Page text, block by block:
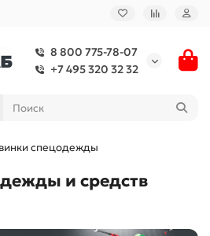
8 800 775-78-07
+7 495 320 32 32
спецодежды
и средств